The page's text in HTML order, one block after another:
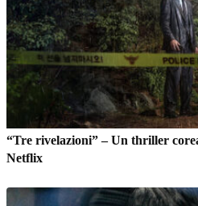
“Tre rivelazioni” – Un thriller
Netflix